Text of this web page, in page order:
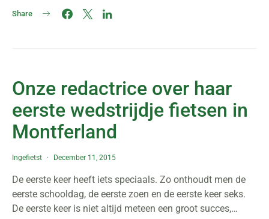
Share
Onze redactrice over haar
eerste wedstrijdje fietsen in
Montferland
Ingefietst December 11, 2015
De eerste keer heeft iets speciaals. Zo onthoudt men de
eerste schooldag, de eerste zoen en de eerste keer seks.
De eerste keer is niet altijd meteen een groot succes,…